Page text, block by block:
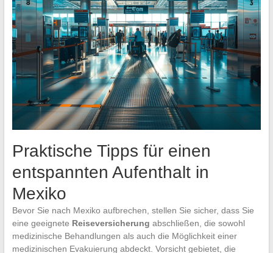
Praktische Tipps für einen
entspannten Aufenthalt in
Mexiko
Bevor Sie nach Mexiko aufbrechen, stellen Sie sicher, dass Sie
eine geeignete Reiseversicherung abschließen, die sowohl
medizinische Behandlungen als auch die Möglichkeit einer
medizinischen Evakuierung abdeckt. Vorsicht gebietet, die